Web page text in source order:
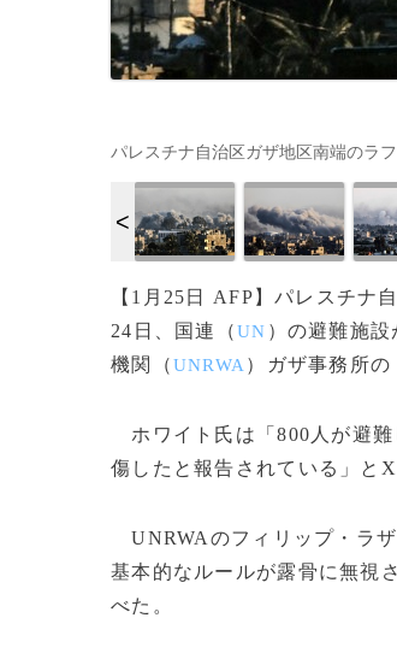
パレスチナ自治区ガザ地区南端のラ
【1月25日 AFP】パレスチナ
24日、国連（UN ）の避難施
機関（UNRWA ）ガザ事務所
ホワイト氏は「800人が避難
傷したと報告されている」と
UNRWAのフィリップ・ラ
基本的なルールが露骨に無視
べた。